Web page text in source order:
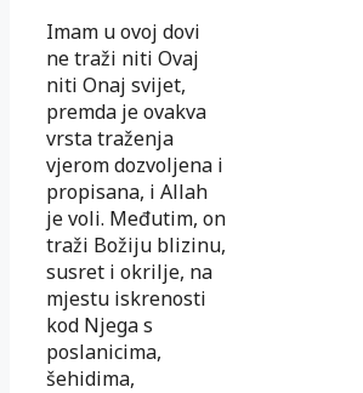
Imam u ovoj dovi
ne traži niti Ovaj
niti Onaj svijet,
premda je ovakva
vrsta traženja
vjerom dozvoljena i
propisana, i Allah
je voli. Međutim, on
traži Božiju blizinu,
susret i okrilje, na
mjestu iskrenosti
kod Njega s
poslanicima,
šehidima,